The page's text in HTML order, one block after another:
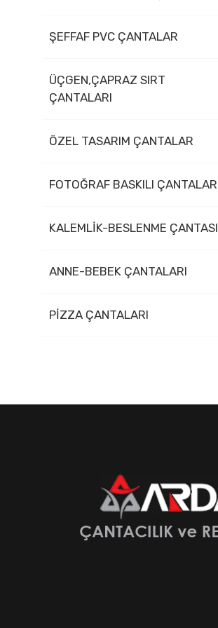
ŞEFFAF PVC ÇANTALAR
ÜÇGEN,ÇAPRAZ SIRT
ÇANTALARI
ÖZEL TASARIM ÇANTALAR
FOTOĞRAF BASKILI ÇANTALAR
KALEMLİK-BESLENME ÇANTASI
ANNE-BEBEK ÇANTALARI
PİZZA ÇANTALARI